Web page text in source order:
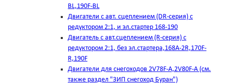
BL,190F-BL
Двигатели с авт. сцеплением (DR-серия) с
редуктором 2:1, и эл.стартер 168-190
Двигатель с авт.сцеплением (R-серия) с
редуктором 2:1, без эл.стартера,168А-2R,170F-
R,190F
Двигатели для снегоходов 2V78F-A,2V80F-A (см.
также раздел "ЗИП снегоход Буран")